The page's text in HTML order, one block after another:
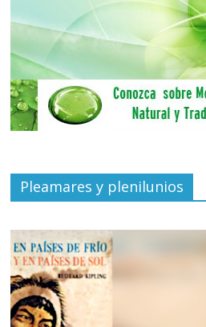
Pleamares y plenilunios